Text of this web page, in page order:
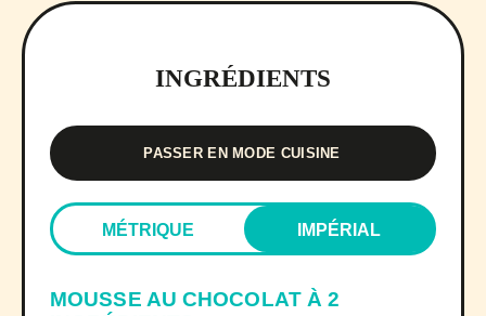
INGRÉDIENTS
PASSER EN MODE CUISINE
MÉTRIQUE IMPÉRIAL
MOUSSE AU CHOCOLAT À 2